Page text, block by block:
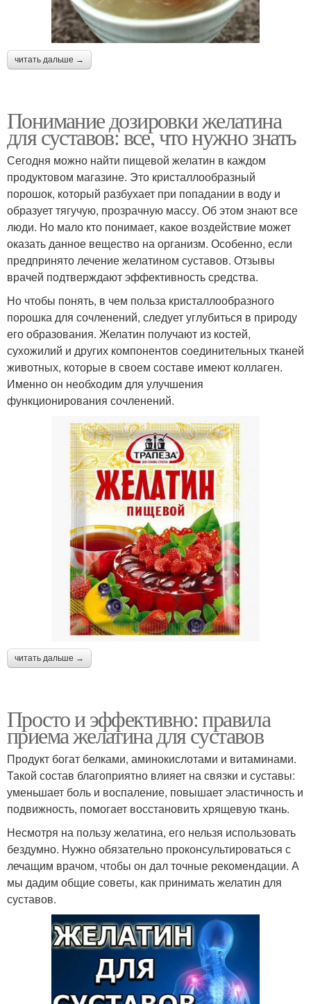
читать дальше →
Понимание дозировки желатина
для суставов: все, что нужно знать
Сегодня можно найти пищевой желатин в каждом
продуктовом магазине. Это кристаллообразный
порошок, который разбухает при попадании в воду и
образует тягучую, прозрачную массу. Об этом знают все
люди. Но мало кто понимает, какое воздействие может
оказать данное вещество на организм. Особенно, если
предпринято лечение желатином суставов. Отзывы
врачей подтверждают эффективность средства.
Но чтобы понять, в чем польза кристаллообразного
порошка для сочленений, следует углубиться в природу
его образования. Желатин получают из костей,
сухожилий и других компонентов соединительных тканей
животных, которые в своем составе имеют коллаген.
Именно он необходим для улучшения
функционирования сочленений.
читать дальше →
Просто и эффективно: правила
приема желатина для суставов
Продукт богат белками, аминокислотами и витаминами.
Такой состав благоприятно влияет на связки и суставы:
уменьшает боль и воспаление, повышает эластичность и
подвижность, помогает восстановить хрящевую ткань.
Несмотря на пользу желатина, его нельзя использовать
бездумно. Нужно обязательно проконсультироваться с
лечащим врачом, чтобы он дал точные рекомендации. А
мы дадим общие советы, как принимать желатин для
суставов.